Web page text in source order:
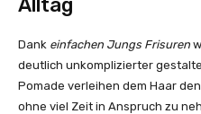
Dank einfachen Jungs Frisuren
deutlich unkomplizierter
Pomade verleihen dem Haar
ohne viel Zeit in Anspruch zu